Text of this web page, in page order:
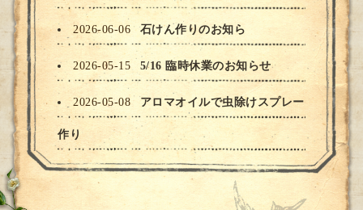
2026-06-06 石けん作りのお知ら
2026-05-15 5/16 臨時休業のお知らせ
2026-05-08 アロマオイルで虫除けスプレー
作り